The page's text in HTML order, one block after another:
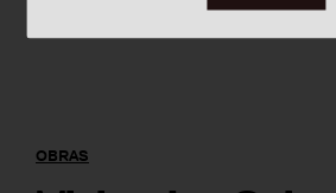
OBRAS